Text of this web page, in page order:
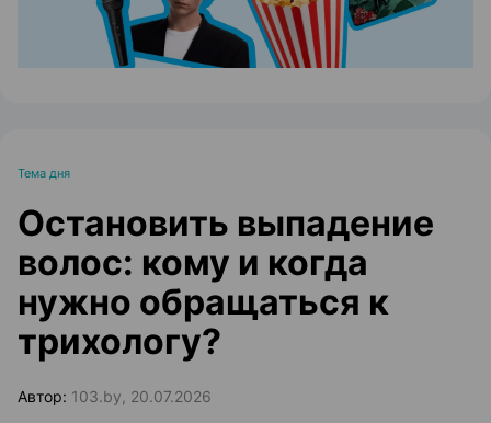
Тема дня
Остановить выпадение
волос: кому и когда
нужно обращаться к
трихологу?
Автор: 103.by, 20.07.2026